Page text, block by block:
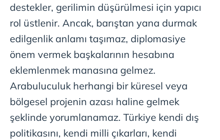
destekler, gerilimin düşürülmesi için yapıcı
rol üstlenir. Ancak, barıştan yana durmak
edilgenlik anlamı taşımaz, diplomasiye
önem vermek başkalarının hesabına
eklemlenmek manasına gelmez.
Arabuluculuk herhangi bir küresel veya
bölgesel projenin azası haline gelmek
şeklinde yorumlanamaz. Türkiye kendi dış
politikasını, kendi milli çıkarları, kendi